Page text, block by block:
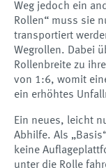
Weg jedoch ein
Rollen“ muss sie
transportiert
Wegrollen. Dabei
Rollenbreite zu
von 1:6, womit
ein erhöhtes
Ein neues, leicht
Abhilfe. Als
keine
unter die Rolle